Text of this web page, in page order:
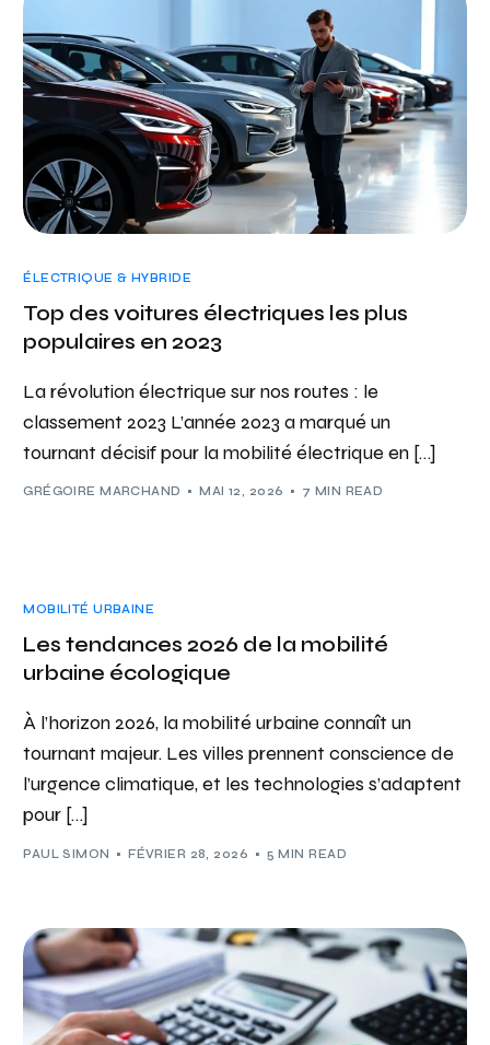
ÉLECTRIQUE & HYBRIDE
Top des voitures électriques les plus
populaires en 2023
La révolution électrique sur nos routes : le
classement 2023 L’année 2023 a marqué un
tournant décisif pour la mobilité électrique en […]
GRÉGOIRE MARCHAND MAI 12, 2026 7 MIN READ
MOBILITÉ URBAINE
Les tendances 2026 de la mobilité
urbaine écologique
À l’horizon 2026, la mobilité urbaine connaît un
tournant majeur. Les villes prennent conscience de
l’urgence climatique, et les technologies s’adaptent
pour […]
PAUL SIMON FÉVRIER 28, 2026 5 MIN READ